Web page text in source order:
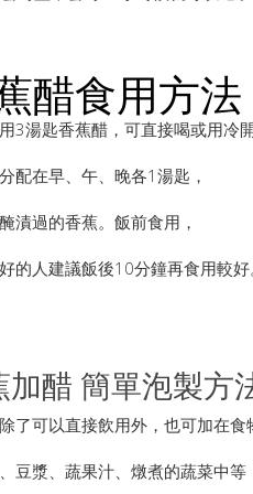
醋食用方法
3湯匙香蕉醋，可直接喝或用冷
配在早、午、晚各1湯匙，
漬過的香蕉。飯前食用，
的人建議飯後10分鐘再食用較好
加醋 簡單泡製方
了可以直接飲用外，也可加在食
豆漿、蔬果汁、燉煮的蔬菜中等